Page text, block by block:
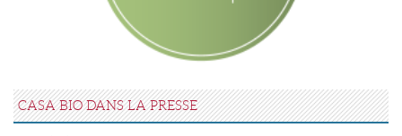
CASA BIO DANS LA PRESSE